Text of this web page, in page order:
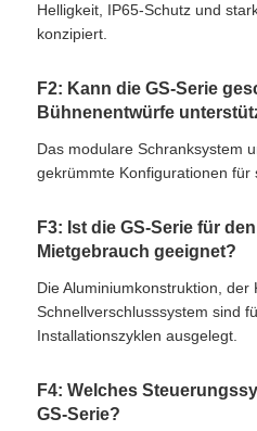
Helligkeit, IP65-Schutz und
konzipiert.
F2: Kann die GS-Serie
Bühnenentwürfe
Das modulare Schranksystem
gekrümmte Konfigurationen für
F3: Ist die GS-Serie für
Mietgebrauch geeignet?
Die Aluminiumkonstruktion, der
Schnellverschlusssystem sind
Installationszyklen ausgelegt.
F4: Welches
GS-Serie?